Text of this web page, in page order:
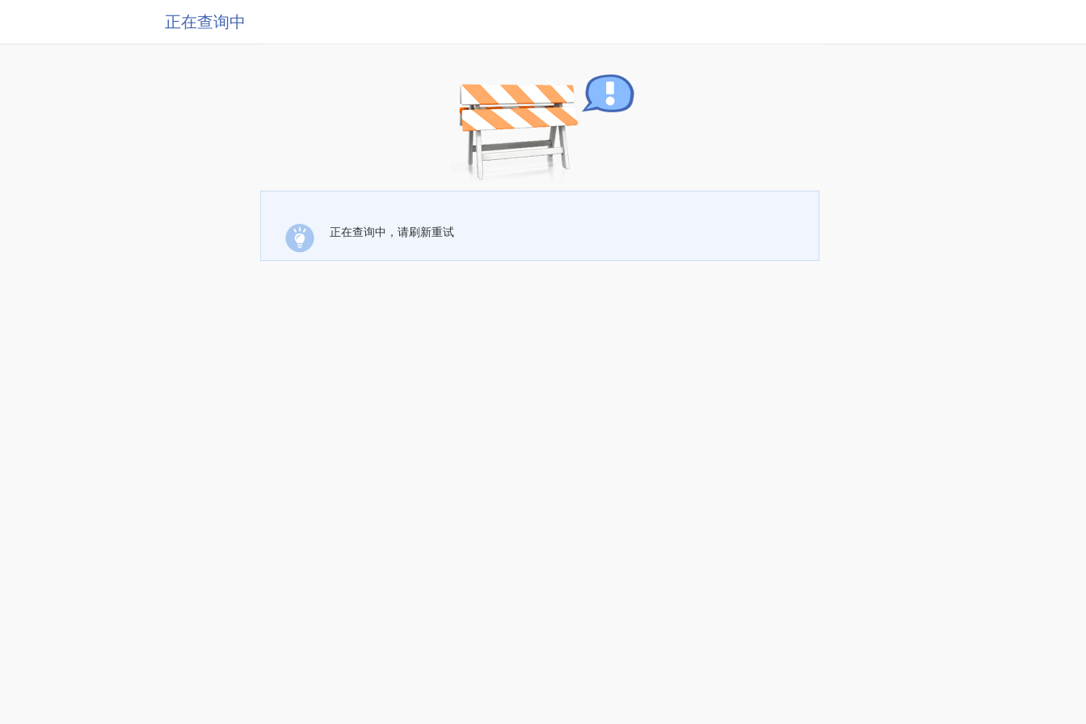
正在查询中
正在查询中，请刷新重试